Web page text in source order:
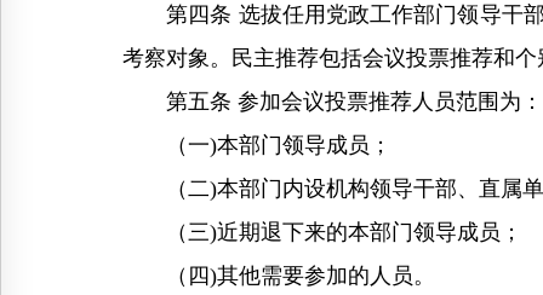
第四条 选拔任用党政工作部门领导干部
考察对象。民主推荐包括会议投票推荐和
第五条 参加会议投票推荐人员范围为：
（一)本部门领导成员；
（二)本部门内设机构领导干部、直属单
（三)近期退下来的本部门领导成员；
（四)其他需要参加的人员。